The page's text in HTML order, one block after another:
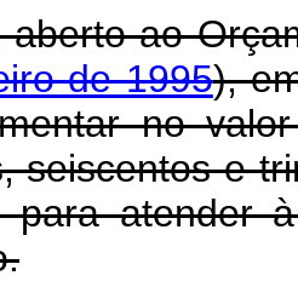
aberto ao
de 1995),
no
seiscentos e
atender